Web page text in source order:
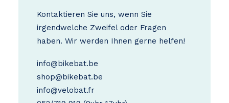
Kontaktieren Sie uns, wenn Sie
irgendwelche Zweifel oder Fragen
haben. Wir werden Ihnen gerne helfen!
info@bikebat.be
shop@bikebat.be
info@velobat.fr